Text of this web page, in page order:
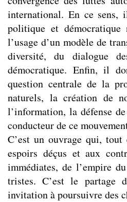
international. En ce sens,
politique et
l’usage d’un modèle de
diversité, du dialogue
démocratique. Enfin, il
question centrale de la
naturels, la création de
l’information, la défense
conducteur de ce
C’est un ouvrage qui,
espoirs déçus et aux
immédiates, de l’empire
tristes. C’est le partage
invitation à poursuivre des